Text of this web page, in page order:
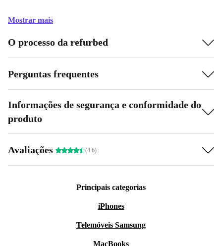
Mostrar mais
O processo da refurbed
Perguntas frequentes
Informações de segurança e conformidade do
produto
Avaliações (4.6)
Principais categorias
iPhones
Telemóveis Samsung
MacBooks